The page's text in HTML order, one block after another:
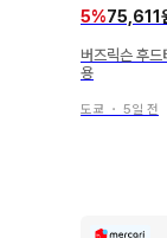
5%75,611
버즈릭슨 후드
용
도쿄 ・ 5일 전